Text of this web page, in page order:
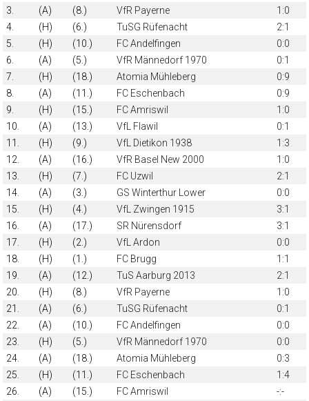
3.
(A) (8.) VfR Payerne
1:0
4.
(H) (6.) TuSG Rüfenacht
2:1
5.
(H) (10.) FC Andelfingen
0:0
6.
(A) (5.) VfR Männedorf 1970
0:1
7.
(H) (18.) Atomia Mühleberg
0:9
8.
(A) (11.) FC Eschenbach
0:9
9.
(H) (15.) FC Amriswil
1:0
10.
(A) (13.) VfL Flawil
0:1
11.
(H) (9.) VfL Dietikon 1938
1:3
12.
(A) (16.) VfR Basel New 2000
1:0
13.
(H) (7.) FC Uzwil
2:1
14.
(A) (3.) GS Winterthur Lower
0:0
15.
(H) (4.) VfL Zwingen 1915
3:1
16.
(A) (17.) SR Nürensdorf
3:1
17.
(H) (2.) VfL Ardon
0:0
18.
(H) (1.) FC Brugg
1:1
19.
(A) (12.) TuS Aarburg 2013
2:1
20.
(H) (8.) VfR Payerne
1:0
21.
(A) (6.) TuSG Rüfenacht
0:1
22.
(A) (10.) FC Andelfingen
0:0
23.
(H) (5.) VfR Männedorf 1970
0:0
24.
(A) (18.) Atomia Mühleberg
0:3
25.
(H) (11.) FC Eschenbach
1:4
26.
(A) (15.) FC Amriswil
-:-